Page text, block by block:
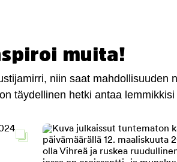
muita!
niin saat
täydellinen hetki antaa